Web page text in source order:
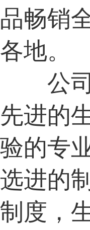
品畅销
各地。
公司
先进的
验的专
选进的
制度，